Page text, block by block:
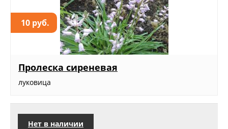
10 руб.
Пролеска сиреневая
луковица
Нет в наличии